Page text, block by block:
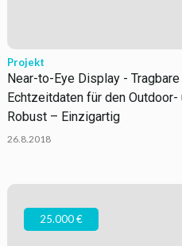
Projekt
Near-to-Eye Display -
Echtzeitdaten für den
Robust – Einzigartig
26.8.2018
25.000 €